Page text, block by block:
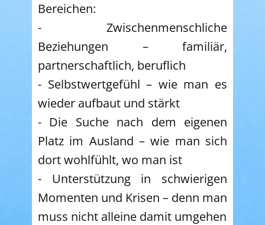
Bereichen:
- Zwischenmenschliche
Beziehungen – familiär,
partnerschaftlich, beruflich
- Selbstwertgefühl – wie man es
wieder aufbaut und stärkt
- Die Suche nach dem eigenen
Platz im Ausland – wie man sich
dort wohlfühlt, wo man ist
- Unterstützung in schwierigen
Momenten und Krisen – denn man
muss nicht alleine damit umgehen